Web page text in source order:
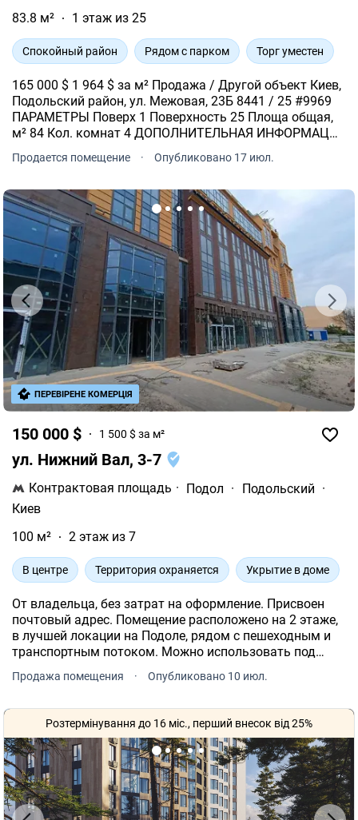
83.8 м² 1 этаж из 25
Спокойный район Рядом с парком Торг уместен
165 000 $ 1 964 $ за м² Продажа / Другой объект Киев,
Подольский район, ул. Межовая, 23Б 8441 / 25 #9969
ПАРАМЕТРЫ Поверх 1 Поверхность 25 Площа общая,
м² 84 Кол. комнат 4 ДОПОЛНИТЕЛЬНАЯ ИНФОРМАЦИЯ
Продается помещение · Опубликовано 17 июл.
150 000 $ 1 500 $ за м²
ул. Нижний Вал, 3-7
Контрактовая площадь · Подол · Подольский ·
Киев
100 м²
2 этаж из 7
В центре Территория охраняется Укрытие в доме
От владельца, без затрат на оформление. Присвоен
почтовый адрес. Помещение расположено на 2 этаже,
в лучшей локации на Подоле, рядом с пешеходным и
транспортным потоком. Можно использовать под
любой вид деятельности - магазин, страховая, кафе и
т.п. Метраж помещения 200, 7 кв.м.
Продажа помещения · Опубликовано 10 июл.
ПЕРЕВІРЕНЕ КОМЕРЦІЯ
Розтермінування до 16 міс., перший внесок від 25%